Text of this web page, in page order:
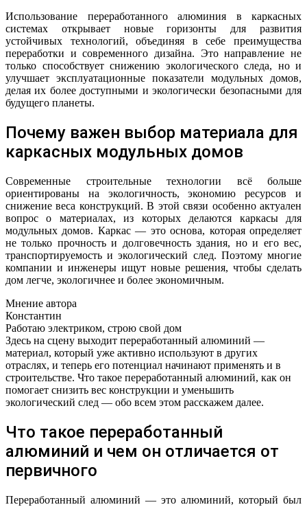
Использование переработанного алюминия в каркасных
системах открывает новые горизонты для развития
устойчивых технологий, объединяя в себе преимущества
переработки и современного дизайна. Это направление не
только способствует снижению экологического следа, но и
улучшает эксплуатационные показатели модульных домов,
делая их более доступными и экологически безопасными для
будущего планеты.
Почему важен выбор материала для
каркасных модульных домов
Современные строительные технологии всё больше
ориентированы на экологичность, экономию ресурсов и
снижение веса конструкций. В этой связи особенно актуален
вопрос о материалах, из которых делаются каркасы для
модульных домов. Каркас — это основа, которая определяет
не только прочность и долговечность здания, но и его вес,
транспортируемость и экологический след. Поэтому многие
компании и инженеры ищут новые решения, чтобы сделать
дом легче, экологичнее и более экономичным.
Мнение автора
Константин
Работаю электриком, строю свой дом
Здесь на сцену выходит переработанный алюминий —
материал, который уже активно используют в других
отраслях, и теперь его потенциал начинают применять и в
строительстве. Что такое переработанный алюминий, как он
помогает снизить вес конструкции и уменьшить
экологический след — обо всем этом расскажем далее.
Что такое переработанный
алюминий и чем он отличается от
первичного
Переработанный алюминий — это алюминий, который был